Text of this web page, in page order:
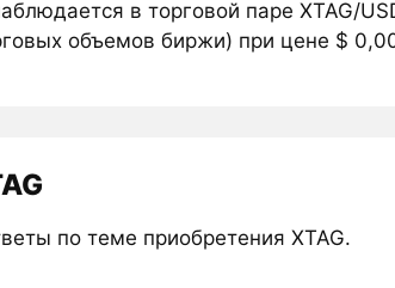
в торговой паре XTAG/
объемов биржи) при цене $
по теме приобретения XTAG.